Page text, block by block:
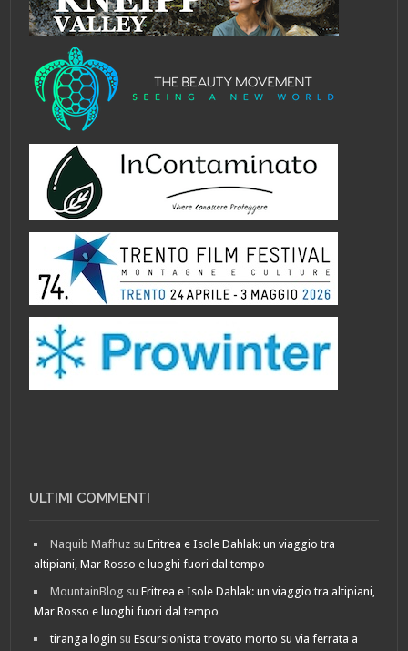
ULTIMI COMMENTI
Naquib Mafhuz suEritrea e Isole Dahlak: un viaggio tra
altipiani, Mar Rosso e luoghi fuori dal tempo
MountainBlog suEritrea e Isole Dahlak: un viaggio tra altipiani,
Mar Rosso e luoghi fuori dal tempo
tiranga login suEscursionista trovato morto su via ferrata a